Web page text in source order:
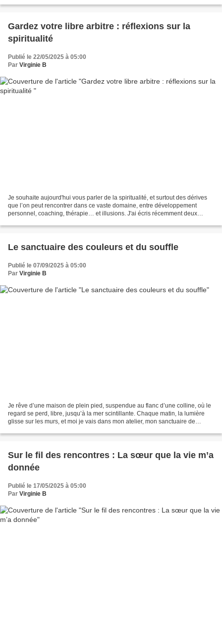
Gardez votre libre arbitre : réflexions sur la
spiritualité
Publié le 22/05/2025 à 05:00
Par Virginie B
Je souhaite aujourd'hui vous parler de la spiritualité, et surtout des dérives
que l’on peut rencontrer dans ce vaste domaine, entre développement
personnel, coaching, thérapie… et illusions. J'ai écris récemment deux
Le sanctuaire des couleurs et du souffle
Publié le 07/09/2025 à 05:00
Par Virginie B
Je rêve d’une maison de plein pied, suspendue au flanc d’une colline, où le
regard se perd, libre, jusqu’à la mer scintillante. Chaque matin, la lumière
glisse sur les murs, et moi je vais dans mon atelier, mon sanctuaire de
Sur le fil des rencontres : La sœur que la vie m’a
donnée
Publié le 17/05/2025 à 05:00
Par Virginie B